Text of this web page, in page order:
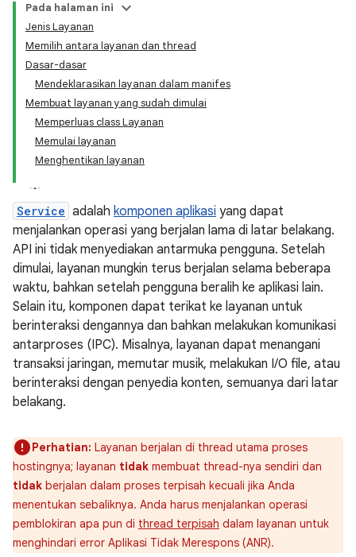
Pada halaman ini
Jenis Layanan
Memilih antara layanan dan thread
Dasar-dasar
Mendeklarasikan layanan dalam manifes
Membuat layanan yang sudah dimulai
Memperluas class Layanan
Memulai layanan
Menghentikan layanan
Service adalah komponen aplikasi yang dapat
menjalankan operasi yang berjalan lama di latar belakang.
API ini tidak menyediakan antarmuka pengguna. Setelah
dimulai, layanan mungkin terus berjalan selama beberapa
waktu, bahkan setelah pengguna beralih ke aplikasi lain.
Selain itu, komponen dapat terikat ke layanan untuk
berinteraksi dengannya dan bahkan melakukan komunikasi
antarproses (IPC). Misalnya, layanan dapat menangani
transaksi jaringan, memutar musik, melakukan I/O file, atau
berinteraksi dengan penyedia konten, semuanya dari latar
belakang.
Perhatian: Layanan berjalan di thread utama proses
hostingnya; layanan tidak membuat thread-nya sendiri dan
tidak berjalan dalam proses terpisah kecuali jika Anda
menentukan sebaliknya. Anda harus menjalankan operasi
pemblokiran apa pun di thread terpisah dalam layanan untuk
menghindari error Aplikasi Tidak Merespons (ANR).